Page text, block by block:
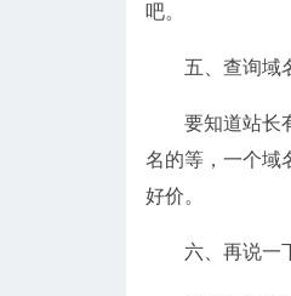
吧。
五、查询域名
要知道站长有
名的等，一个域
好价。
六、再说一